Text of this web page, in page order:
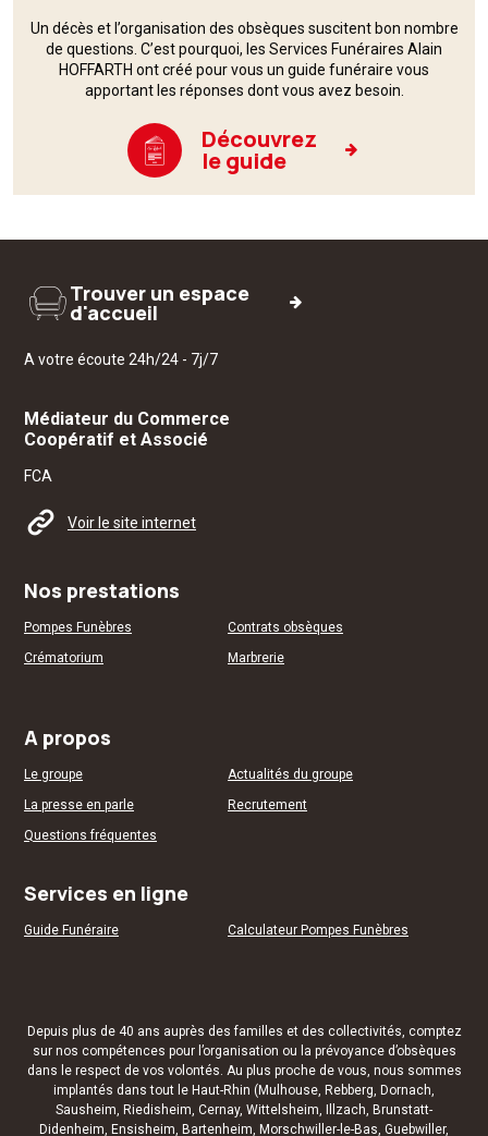
Un décès et l’organisation des obsèques suscitent bon nombre
de questions. C’est pourquoi, les Services Funéraires Alain
HOFFARTH ont créé pour vous un guide funéraire vous
apportant les réponses dont vous avez besoin.
Découvrez
le guide
Trouver un espace
d'accueil
A votre écoute 24h/24 - 7j/7
Médiateur du Commerce
Coopératif et Associé
FCA
Voir le site internet
Nos prestations
Pompes Funèbres
Contrats obsèques
Crématorium
Marbrerie
A propos
Le groupe
Actualités du groupe
La presse en parle
Recrutement
Questions fréquentes
Services en ligne
Guide Funéraire Calculateur Pompes Funèbres
Depuis plus de 40 ans auprès des familles et des collectivités, comptez
sur nos compétences pour l’organisation ou la prévoyance d’obsèques
dans le respect de vos volontés. Au plus proche de vous, nous sommes
implantés dans tout le Haut-Rhin ( Mulhouse, Rebberg, Dornach,
Sausheim, Riedisheim, Cernay, Wittelsheim, Illzach, Brunstatt-
Didenheim, Ensisheim, Bartenheim, Morschwiller-le-Bas, Guebwiller,